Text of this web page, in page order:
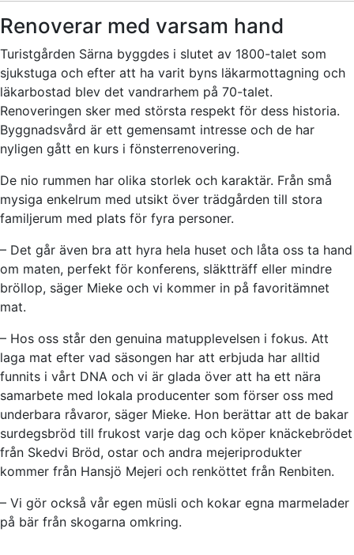
Renoverar med varsam hand
Turistgården Särna byggdes i slutet av 1800-talet som
sjukstuga och efter att ha varit byns läkarmottagning och
läkarbostad blev det vandrarhem på 70-talet.
Renoveringen sker med största respekt för dess historia.
Byggnadsvård är ett gemensamt intresse och de har
nyligen gått en kurs i fönsterrenovering.
De nio rummen har olika storlek och karaktär. Från små
mysiga enkelrum med utsikt över trädgården till stora
familjerum med plats för fyra personer.
– Det går även bra att hyra hela huset och låta oss ta hand
om maten, perfekt för konferens, släktträff eller mindre
bröllop, säger Mieke och vi kommer in på favoritämnet
mat.
– Hos oss står den genuina matupplevelsen i fokus. Att
laga mat efter vad säsongen har att erbjuda har alltid
funnits i vårt DNA och vi är glada över att ha ett nära
samarbete med lokala producenter som förser oss med
underbara råvaror, säger Mieke. Hon berättar att de bakar
surdegsbröd till frukost varje dag och köper knäckebrödet
från Skedvi Bröd, ostar och andra mejeriprodukter
kommer från Hansjö Mejeri och renköttet från Renbiten.
– Vi gör också vår egen müsli och kokar egna marmelader
på bär från skogarna omkring.